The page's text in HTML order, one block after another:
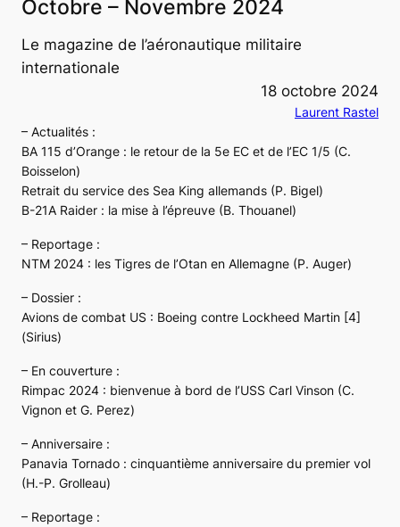
Octobre – Novembre 2024
Le magazine de l’aéronautique militaire
internationale
18 octobre 2024
Laurent Rastel
– Actualités :
BA 115 d’Orange : le retour de la 5e EC et de l’EC 1/5 (C.
Boisselon)
Retrait du service des Sea King allemands (P. Bigel)
B-21A Raider : la mise à l’épreuve (B. Thouanel)
– Reportage :
NTM 2024 : les Tigres de l’Otan en Allemagne (P. Auger)
– Dossier :
Avions de combat US : Boeing contre Lockheed Martin [4]
(Sirius)
– En couverture :
Rimpac 2024 : bienvenue à bord de l’USS Carl Vinson (C.
Vignon et G. Perez)
– Anniversaire :
Panavia Tornado : cinquantième anniversaire du premier vol
(H.-P. Grolleau)
– Reportage :